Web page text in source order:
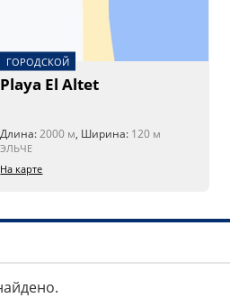
ГОРОДСКОЙ
Playa El Altet
Длина:2000 м, Ширина: 120 м
ЭЛЬЧЕ
На карте